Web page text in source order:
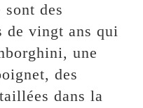
des
de vingt ans qui
une
des
dans la